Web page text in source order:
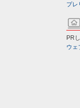
プレ
PR
ウェ